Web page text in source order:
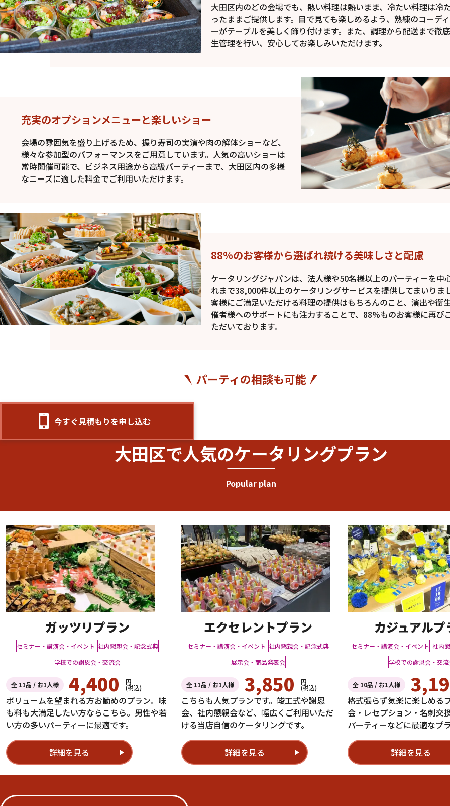
大田区内のどの会場でも、熱い料理は熱いまま、冷たい料理は冷
ったままご提供します。目で見ても楽しめるよう、熟練のコーデ
ーがテーブルを美しく飾り付けます。また、調理から配送まで徹
生管理を行い、安心してお楽しみいただけます。
充実のオプションメニューと楽しいショー
会場の雰囲気を盛り上げるため、握り寿司の実演や肉の解体ショーなど、
様々な参加型のパフォーマンスをご用意しています。人気の高いショーは
常時開催可能で、ビジネス用途から高級パーティーまで、大田区内の多様
なニーズに適した料金でご利用いただけます。
88%のお客様から選ばれ続ける美味しさと配慮
ケータリングジャパンは、法人様や50名様以上のパーティーを中
れまで38,000件以上のケータリングサービスを提供してまいりま
客様にご満足いただける料理の提供はもちろんのこと、演出や衛
催者様へのサポートにも注力することで、88%ものお客様に再び
ただいております。
パーティの相談も可能
今すぐ見積もりを申し込む
大田区で人気のケータリングプラン
Popular plan
ガッツリプラン
セミナー・講演会・イベント 社内懇親会・記念式典
学校での謝恩会・交流会
全 11品 / お1人様 4,400 円
(税込)
ボリュームを望まれる方お勧めのプラン。味
も料も大満足したい方ならこちら。男性や若
い方の多いパーティーに最適です。
詳細を見る
エクセレントプラン
セミナー・講演会・イベント 社内懇親会・記念式典
展示会・商品発表会
全 11品 / お1人様 3,850 円
(税込)
こちらも人気プランです。竣工式や謝恩
会、社内懇親会など、幅広くご利用いただ
ける当店自信のケータリングです。
詳細を見る
カジュアルプ
セミナー・講演会・イベント 社内
学校での謝恩会・交
全 10品 / お1人様
格式張らず気楽に楽しめる
会・レセプション・名刺交
パーティーなどに最適なプ
詳細を見る